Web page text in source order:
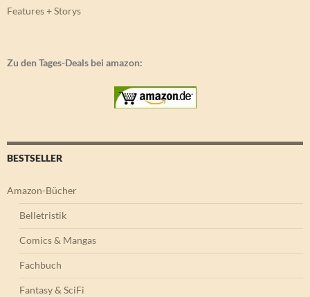
Features + Storys
Zu den Tages-Deals bei amazon:
BESTSELLER
Amazon-Bücher
Belletristik
Comics & Mangas
Fachbuch
Fantasy & SciFi